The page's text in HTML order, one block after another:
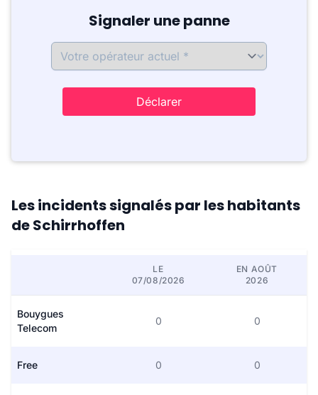
Signaler une panne
Déclarer
Les incidents signalés par les habitants
de Schirrhoffen
LE
07/08/2026
EN AOÛT
2026
Bouygues
Telecom
0 0
Free 0 0